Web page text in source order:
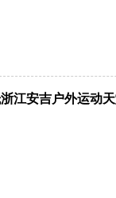
江安吉户外运动